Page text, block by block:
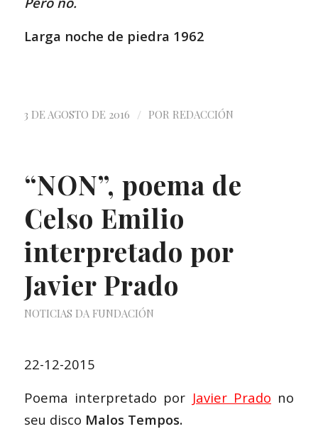
Larga noche de piedra 1962
3 DE AGOSTO DE 2016 / POR REDACCIÓN
“NON”, poema de
Celso Emilio
interpretado por
Javier Prado
NOTICIAS DA FUNDACIÓN
22-12-2015
Poema interpretado por Javier Prado no
seu disco Malos Tempos.